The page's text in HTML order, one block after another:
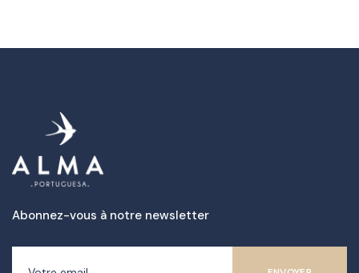
Abonnez-vous à notre newsletter